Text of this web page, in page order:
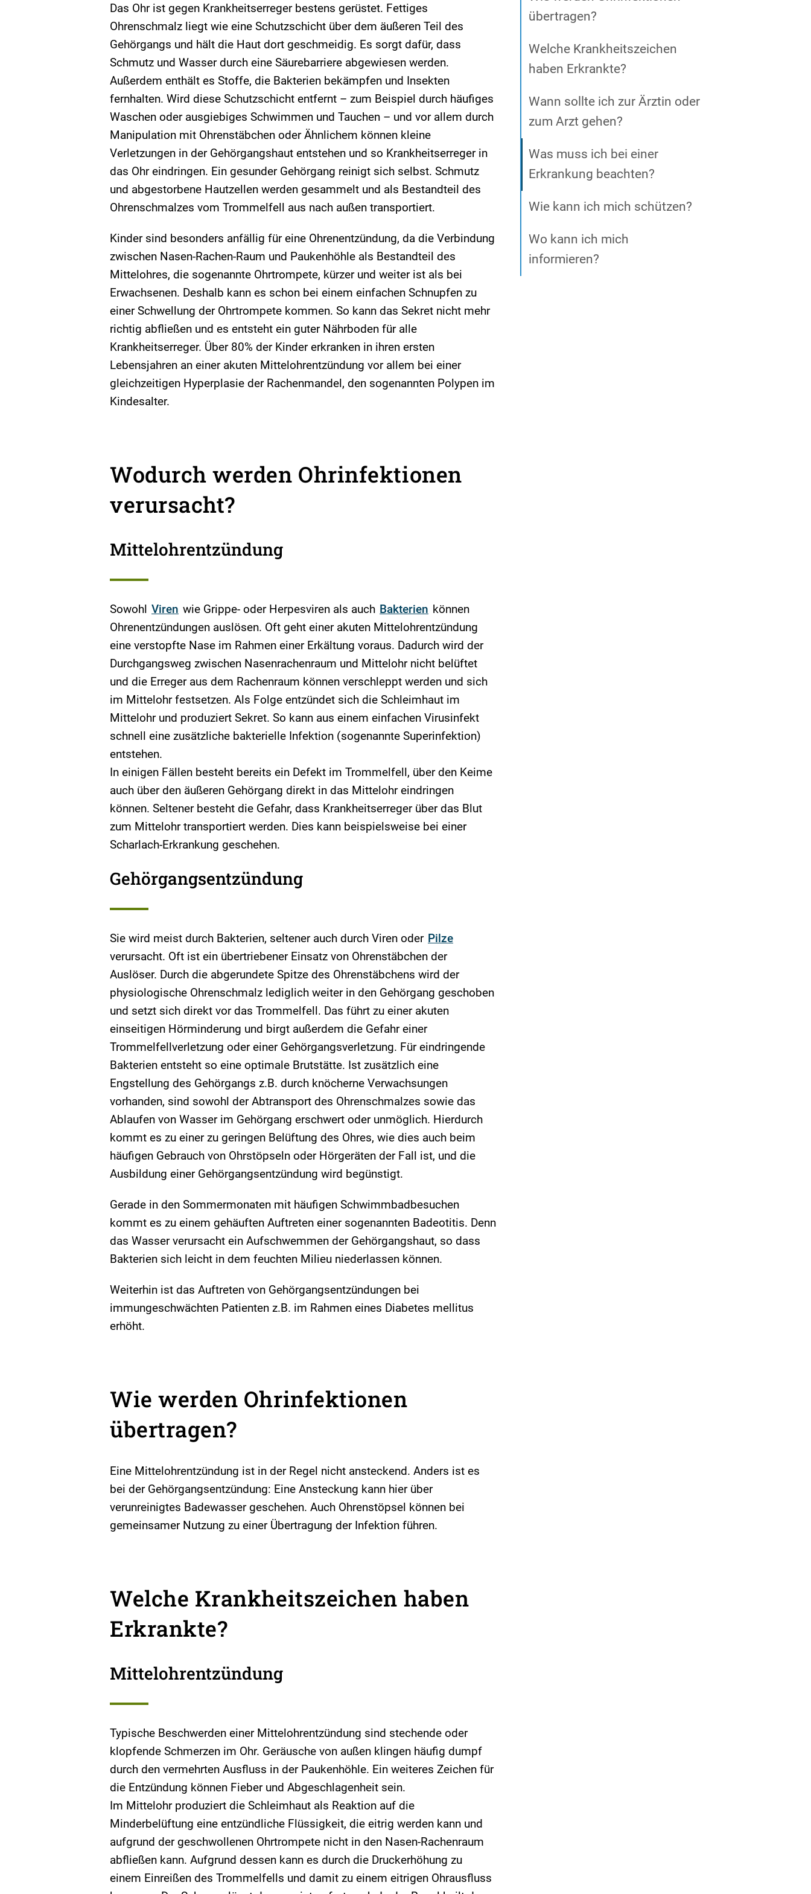
Das Ohr ist gegen Krankheitserreger bestens gerüstet. Fettiges
Ohrenschmalz liegt wie eine Schutzschicht über dem äußeren Teil des
Gehörgangs und hält die Haut dort geschmeidig. Es sorgt dafür, dass
Schmutz und Wasser durch eine Säurebarriere abgewiesen werden.
Außerdem enthält es Stoffe, die Bakterien bekämpfen und Insekten
fernhalten. Wird diese Schutzschicht entfernt – zum Beispiel durch häufiges
Waschen oder ausgiebiges Schwimmen und Tauchen – und vor allem durch
Manipulation mit Ohrenstäbchen oder Ähnlichem können kleine
Verletzungen in der Gehörgangshaut entstehen und so Krankheitserreger in
das Ohr eindringen. Ein gesunder Gehörgang reinigt sich selbst. Schmutz
und abgestorbene Hautzellen werden gesammelt und als Bestandteil des
Ohrenschmalzes vom Trommelfell aus nach außen transportiert.
Kinder sind besonders anfällig für eine Ohrenentzündung, da die Verbindung
zwischen Nasen-Rachen-Raum und Paukenhöhle als Bestandteil des
Mittelohres, die sogenannte Ohrtrompete, kürzer und weiter ist als bei
Erwachsenen. Deshalb kann es schon bei einem einfachen Schnupfen zu
einer Schwellung der Ohrtrompete kommen. So kann das Sekret nicht mehr
richtig abfließen und es entsteht ein guter Nährboden für alle
Krankheitserreger. Über 80% der Kinder erkranken in ihren ersten
Lebensjahren an einer akuten Mittelohrentzündung vor allem bei einer
gleichzeitigen Hyperplasie der Rachenmandel, den sogenannten Polypen im
Kindesalter.
Wodurch werden Ohrinfektionen
verursacht?
Mittelohrentzündung
Sowohl Viren wie Grippe- oder Herpesviren als auch Bakterien können
Ohrenentzündungen auslösen. Oft geht einer akuten Mittelohrentzündung
eine verstopfte Nase im Rahmen einer Erkältung voraus. Dadurch wird der
Durchgangsweg zwischen Nasenrachenraum und Mittelohr nicht belüftet
und die Erreger aus dem Rachenraum können verschleppt werden und sich
im Mittelohr festsetzen. Als Folge entzündet sich die Schleimhaut im
Mittelohr und produziert Sekret. So kann aus einem einfachen Virusinfekt
schnell eine zusätzliche bakterielle Infektion (sogenannte Superinfektion)
entstehen.
In einigen Fällen besteht bereits ein Defekt im Trommelfell, über den Keime
auch über den äußeren Gehörgang direkt in das Mittelohr eindringen
können. Seltener besteht die Gefahr, dass Krankheitserreger über das Blut
zum Mittelohr transportiert werden. Dies kann beispielsweise bei einer
Scharlach-Erkrankung geschehen.
Gehörgangsentzündung
Sie wird meist durch Bakterien, seltener auch durch Viren oder Pilze
verursacht. Oft ist ein übertriebener Einsatz von Ohrenstäbchen der
Auslöser. Durch die abgerundete Spitze des Ohrenstäbchens wird der
physiologische Ohrenschmalz lediglich weiter in den Gehörgang geschoben
und setzt sich direkt vor das Trommelfell. Das führt zu einer akuten
einseitigen Hörminderung und birgt außerdem die Gefahr einer
Trommelfellverletzung oder einer Gehörgangsverletzung. Für eindringende
Bakterien entsteht so eine optimale Brutstätte. Ist zusätzlich eine
Engstellung des Gehörgangs z.B. durch knöcherne Verwachsungen
vorhanden, sind sowohl der Abtransport des Ohrenschmalzes sowie das
Ablaufen von Wasser im Gehörgang erschwert oder unmöglich. Hierdurch
kommt es zu einer zu geringen Belüftung des Ohres, wie dies auch beim
häufigen Gebrauch von Ohrstöpseln oder Hörgeräten der Fall ist, und die
Ausbildung einer Gehörgangsentzündung wird begünstigt.
Gerade in den Sommermonaten mit häufigen Schwimmbadbesuchen
kommt es zu einem gehäuften Auftreten einer sogenannten Badeotitis. Denn
das Wasser verursacht ein Aufschwemmen der Gehörgangshaut, so dass
Bakterien sich leicht in dem feuchten Milieu niederlassen können.
Weiterhin ist das Auftreten von Gehörgangsentzündungen bei
immungeschwächten Patienten z.B. im Rahmen eines Diabetes mellitus
erhöht.
Wie werden Ohrinfektionen
übertragen?
Eine Mittelohrentzündung ist in der Regel nicht ansteckend. Anders ist es
bei der Gehörgangsentzündung: Eine Ansteckung kann hier über
verunreinigtes Badewasser geschehen. Auch Ohrenstöpsel können bei
gemeinsamer Nutzung zu einer Übertragung der Infektion führen.
Welche Krankheitszeichen haben
Erkrankte?
Mittelohrentzündung
Typische Beschwerden einer Mittelohrentzündung sind stechende oder
klopfende Schmerzen im Ohr. Geräusche von außen klingen häufig dumpf
durch den vermehrten Ausfluss in der Paukenhöhle. Ein weiteres Zeichen für
die Entzündung können Fieber und Abgeschlagenheit sein.
Im Mittelohr produziert die Schleimhaut als Reaktion auf die
Minderbelüftung eine entzündliche Flüssigkeit, die eitrig werden kann und
aufgrund der geschwollenen Ohrtrompete nicht in den Nasen-Rachenraum
abfließen kann. Aufgrund dessen kann es durch die Druckerhöhung zu
einem Einreißen des Trommelfells und damit zu einem eitrigen Ohrausfluss
übertragen?
Welche Krankheitszeichen
haben Erkrankte?
Wann sollte ich zur Ärztin oder
zum Arzt gehen?
Was muss ich bei einer
Erkrankung beachten?
Wie kann ich mich schützen?
Wo kann ich mich
informieren?